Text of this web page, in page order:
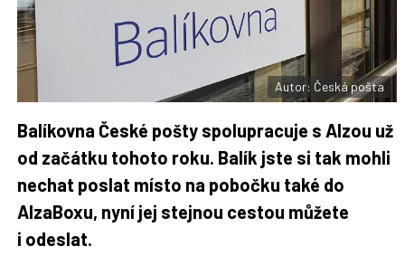
a
c
e
b
o
o
k
X
Autor: Česká pošta
Balíkovna České pošty spolupracuje s Alzou už
od začátku tohoto roku. Balík jste si tak mohli
nechat poslat místo na pobočku také do
AlzaBoxu, nyní jej stejnou cestou můžete
i odeslat.